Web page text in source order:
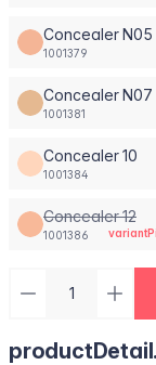
Concealer N05
1001379
Concealer N07
1001381
Concealer 10
1001384
Concealer 12
1001386